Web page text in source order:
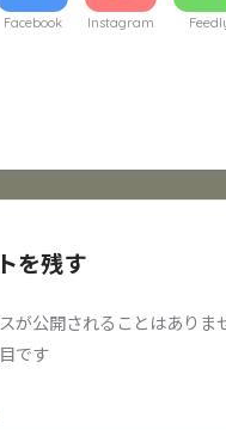
Facebook Instagram
を残す
が公開されることはありま
です